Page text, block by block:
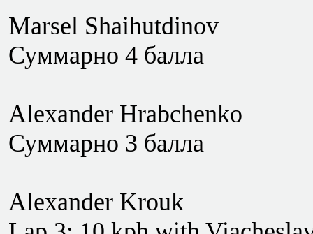
Marsel Shaihutdinov
Суммарно 4 балла
Alexander Hrabchenko
Суммарно 3 балла
Alexander Krouk